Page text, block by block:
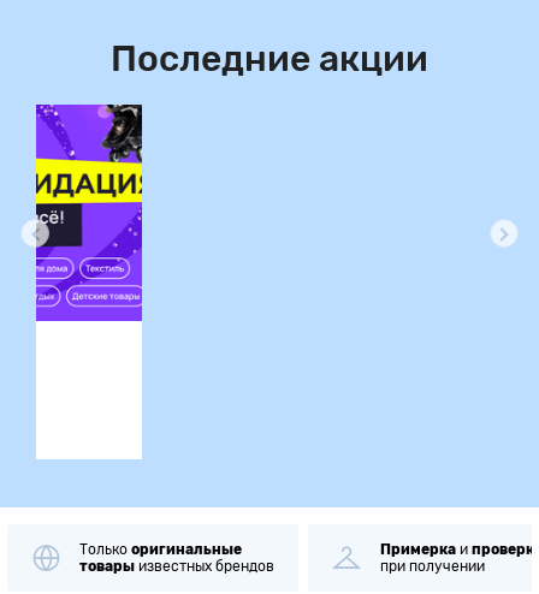
Последние акции
Только оригинальные
товары известных брендов
Примерка и
при получении